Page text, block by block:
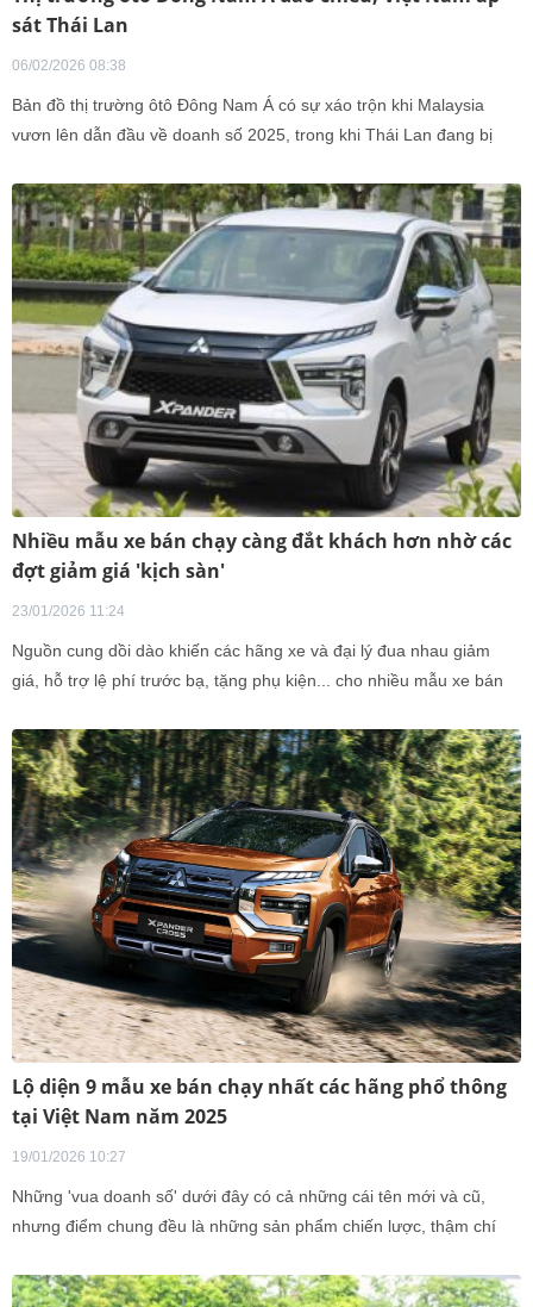
sát Thái Lan
06/02/2026 08:38
Bản đồ thị trường ôtô Đông Nam Á có sự xáo trộn khi Malaysia
vươn lên dẫn đầu về doanh số 2025, trong khi Thái Lan đang bị
Nhiều mẫu xe bán chạy càng đắt khách hơn nhờ các
đợt giảm giá 'kịch sàn'
23/01/2026 11:24
Nguồn cung dồi dào khiến các hãng xe và đại lý đua nhau giảm
giá, hỗ trợ lệ phí trước bạ, tặng phụ kiện... cho nhiều mẫu xe bán
Lộ diện 9 mẫu xe bán chạy nhất các hãng phổ thông
tại Việt Nam năm 2025
19/01/2026 10:27
Những 'vua doanh số' dưới đây có cả những cái tên mới và cũ,
nhưng điểm chung đều là những sản phẩm chiến lược, thậm chí